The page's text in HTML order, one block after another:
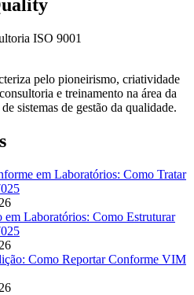
pelo pioneirismo, criatividade
e treinamento na área da
sistemas de gestão da qualidade.
em Laboratórios: Como Tratar
em Laboratórios: Como Estruturar
Como Reportar Conforme VIM